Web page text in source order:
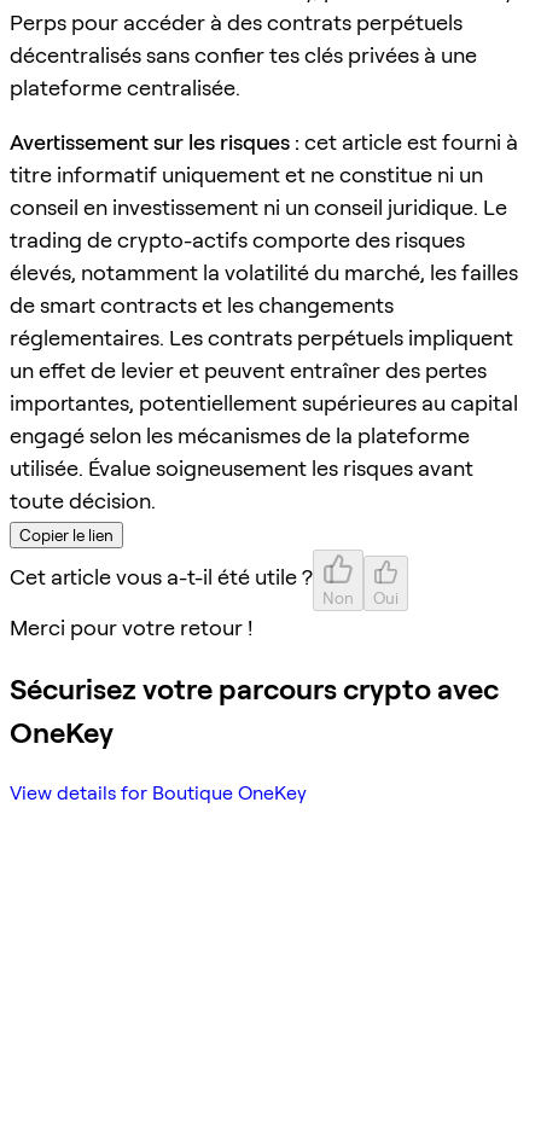
Perps pour accéder à des contrats perpétuels
décentralisés sans confier tes clés privées à une
plateforme centralisée.
Avertissement sur les risques : cet article est fourni à
titre informatif uniquement et ne constitue ni un
conseil en investissement ni un conseil juridique. Le
trading de crypto-actifs comporte des risques
élevés, notamment la volatilité du marché, les failles
de smart contracts et les changements
réglementaires. Les contrats perpétuels impliquent
un effet de levier et peuvent entraîner des pertes
importantes, potentiellement supérieures au capital
engagé selon les mécanismes de la plateforme
utilisée. Évalue soigneusement les risques avant
toute décision.
Copier le lien
Cet article vous a-t-il été utile ?
Non Oui
Merci pour votre retour !
Sécurisez votre parcours crypto avec
OneKey
View details for Boutique OneKey